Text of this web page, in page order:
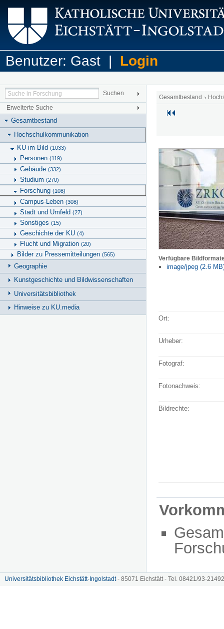
Benutzer: Gast | Login
Erweiterte Suche
Gesamtbestand
Hochschulkommunikation
KU im Bild (1033)
Personen (119)
Gebäude (332)
Studium (270)
Forschung (108)
Campus-Leben (308)
Stadt und Umfeld (27)
Sonstiges (15)
Geschichte der KU (4)
Flucht und Migration (20)
Bilder zu Pressemitteilungen (565)
Geographie
Kunstgeschichte und Bildwissenschaften
Universitätsbibliothek
Hinweise zu KU.media
Gesamtbestand
Verfügbare
image/jpeg (2.6
Ort:
Urheber:
Fotograf:
Fotonachweis:
Bildrechte:
Universitätsbibliothek Eichstätt-Ingolstadt- 85071 Eichstätt - Tel. 08421/93-